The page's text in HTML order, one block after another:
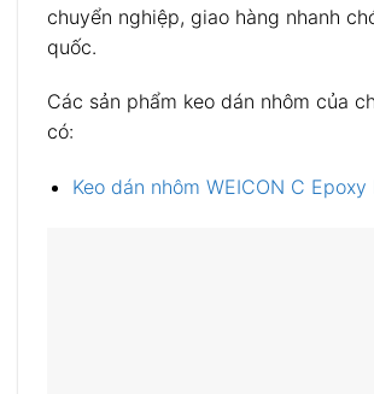
chuyển nghiệp, giao hàng nhanh
quốc.
Các sản phẩm keo dán nhôm của
có:
Keo dán nhôm WEICON C Epoxy